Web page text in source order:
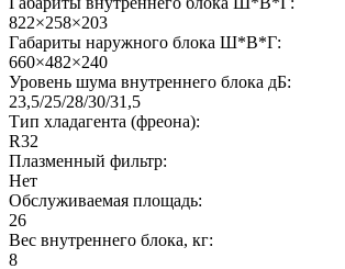
822×258×203
Габариты наружного блока Ш*В*Г:
660×482×240
Уровень шума внутреннего блока дБ:
23,5/25/28/30/31,5
Тип хладагента (фреона):
R32
Плазменный фильтр:
Нет
Обслуживаемая площадь:
26
Вес внутреннего блока, кг:
8